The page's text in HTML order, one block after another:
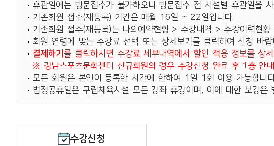
휴관일에는 방문접수가 불가하오니 방문접수 전 시설별 휴관일을
기존회원 접수(재등록) 기간은 매월 16일 ~ 22일입니다.
기존회원 접수(재등록)는 나의예약현황 > 수강내역 > 수강이력현황
회원 연령에 맞는 수강료 선택 또는 상세보기를 클릭하여 신청 바랍
결제하기 를 클릭하시면 수강료 세부내역에서 할인 적용 정보를 상
※ 강남스포츠문화센터 신규회원의 경우 수강신청 완료 후 1층 안
모든 회원은 본인이 등록한 시간에 한하여 1일 1회 이용 가능합니
법정공휴일은 구립체육시설 모든 강좌 휴강이며, 이에 대한 보강은
수강신청